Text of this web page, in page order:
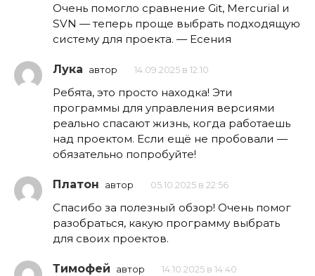
Очень помогло сравнение Git, Mercurial и
SVN — теперь проще выбрать подходящую
систему для проекта. — Есения
Лука автор 14.09.2025 в 12:10
Ребята, это просто находка! Эти
программы для управления версиями
реально спасают жизнь, когда работаешь
над проектом. Если ещё не пробовали —
обязательно попробуйте!
Платон автор 05.10.2025 в 22:56
Спасибо за полезный обзор! Очень помог
разобраться, какую программу выбрать
для своих проектов.
Тимофей автор 14.10.2025 в 14:40